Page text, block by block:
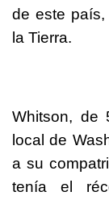
de este
la Tierra.
Whitson, de
local de
a su
tenía el